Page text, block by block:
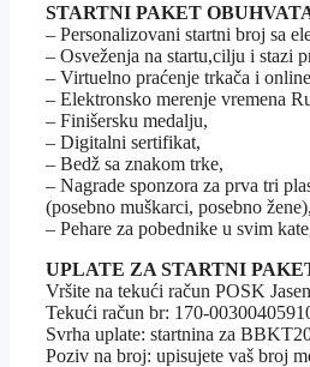
STARTNI PAKET
– Personalizovani startni broj sa
– Osveženja na startu,cilju i stazi
– Virtuelno praćenje trkača i
– Elektronsko merenje vremena
– Finišersku medalju,
– Digitalni sertifikat,
– Bedž sa znakom trke,
– Nagrade sponzora za prva tri
(posebno muškarci, posebno žene),
– Pehare za pobednike u svim
UPLATE ZA STARTNI
Vršite na tekući račun POSK
Tekući račun br: 170-
Svrha uplate: startnina za
Poziv na broj: upisujete vaš broj